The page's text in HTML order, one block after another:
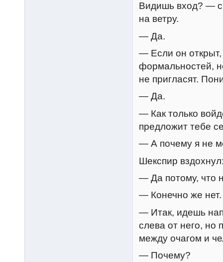
Видишь вход? —
на ветру.
— Да.
— Если он открыт,
формальностей,
не пригласят.
— Да.
— Как только
предложит тебе
— А почему я не
Шекспир
— Да потому, что
— Конечно же нет.
— Итак, идешь
слева от него, но
между очагом и
— Почему?